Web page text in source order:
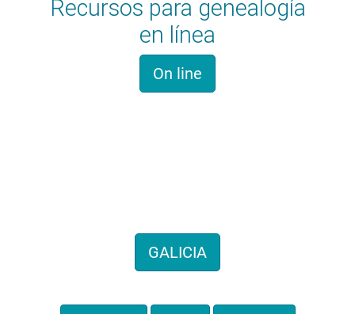
Recursos para genealogía
en línea
On line
GALICIA